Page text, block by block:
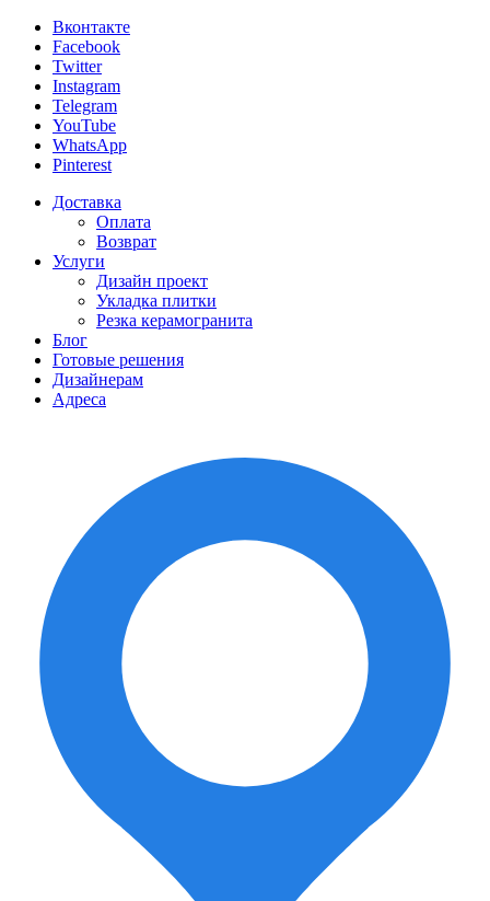
Вконтакте
Facebook
Twitter
Instagram
Telegram
YouTube
WhatsApp
Pinterest
Доставка
Оплата
Возврат
Услуги
Дизайн проект
Укладка плитки
Резка керамогранита
Блог
Готовые решения
Дизайнерам
Адреса